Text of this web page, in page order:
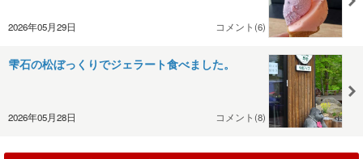
2026年05月29日 コメント(6)
雫石の松ぼっくりでジェラート食べました。
2026年05月28日 コメント(8)